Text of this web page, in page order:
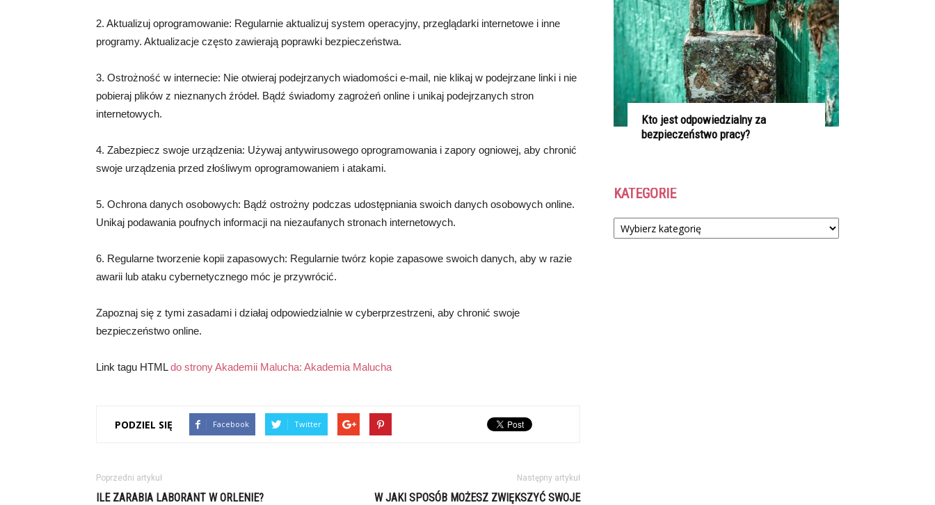
2. Aktualizuj oprogramowanie: Regularnie aktualizuj system operacyjny, przeglądarki internetowe i inne
programy. Aktualizacje często zawierają poprawki bezpieczeństwa.
3. Ostrożność w internecie: Nie otwieraj podejrzanych wiadomości e-mail, nie klikaj w podejrzane linki i nie
pobieraj plików z nieznanych źródeł. Bądź świadomy zagrożeń online i unikaj podejrzanych stron
internetowych.
4. Zabezpiecz swoje urządzenia: Używaj antywirusowego oprogramowania i zapory ogniowej, aby chronić
swoje urządzenia przed złośliwym oprogramowaniem i atakami.
5. Ochrona danych osobowych: Bądź ostrożny podczas udostępniania swoich danych osobowych online.
Unikaj podawania poufnych informacji na niezaufanych stronach internetowych.
6. Regularne tworzenie kopii zapasowych: Regularnie twórz kopie zapasowe swoich danych, aby w razie
awarii lub ataku cybernetycznego móc je przywrócić.
Zapoznaj się z tymi zasadami i działaj odpowiedzialnie w cyberprzestrzeni, aby chronić swoje
bezpieczeństwo online.
Link tagu HTMLdo strony Akademii Malucha: Akademia Malucha
PODZIEL SIĘ Facebook Twitter
Poprzedni artykuł
ILE ZARABIA LABORANT W ORLENIE?
Następny artykuł
W JAKI SPOSÓB MOŻESZ ZWIĘKSZYĆ SWOJE
Kto jest odpowiedzialny za
bezpieczeństwo pracy?
KATEGORIE
Kategorie